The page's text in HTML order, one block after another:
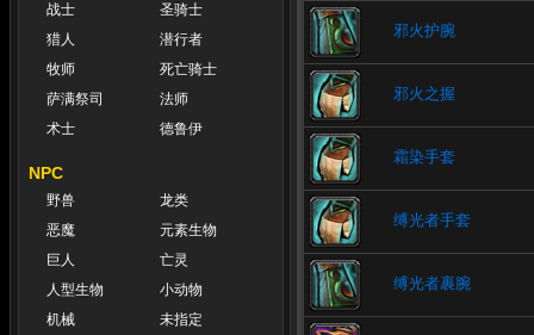
战士
圣骑士
猎人
潜行者
牧师
死亡骑士
萨满祭司
法师
术士
德鲁伊
NPC
野兽
龙类
恶魔
元素生物
巨人
亡灵
人型生物
小动物
机械
未指定
邪火护腕
邪火之握
霜染手套
缚光者手套
缚光者裹腕